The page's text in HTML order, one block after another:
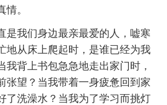
情。
是我们身边最亲最爱的人，嘘寒
地从床上爬起时，是谁已经为我
我背上书包急急地走出家门时，
张望？当我带着一身疲惫回到家
了洗澡水？当我为了学习而挑灯